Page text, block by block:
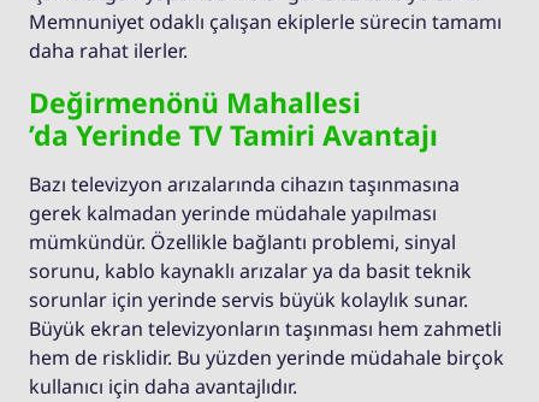
Memnuniyet odaklı çalışan ekiplerle sürecin tamamı
daha rahat ilerler.
Değirmenönü Mahallesi
’da Yerinde TV Tamiri Avantajı
Bazı televizyon arızalarında cihazın taşınmasına
gerek kalmadan yerinde müdahale yapılması
mümkündür. Özellikle bağlantı problemi, sinyal
sorunu, kablo kaynaklı arızalar ya da basit teknik
sorunlar için yerinde servis büyük kolaylık sunar.
Büyük ekran televizyonların taşınması hem zahmetli
hem de risklidir. Bu yüzden yerinde müdahale birçok
kullanıcı için daha avantajlıdır.